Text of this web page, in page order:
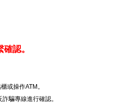
認。
或操作ATM。
騙專線進行確認。